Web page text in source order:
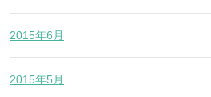
2015年6月
2015年5月